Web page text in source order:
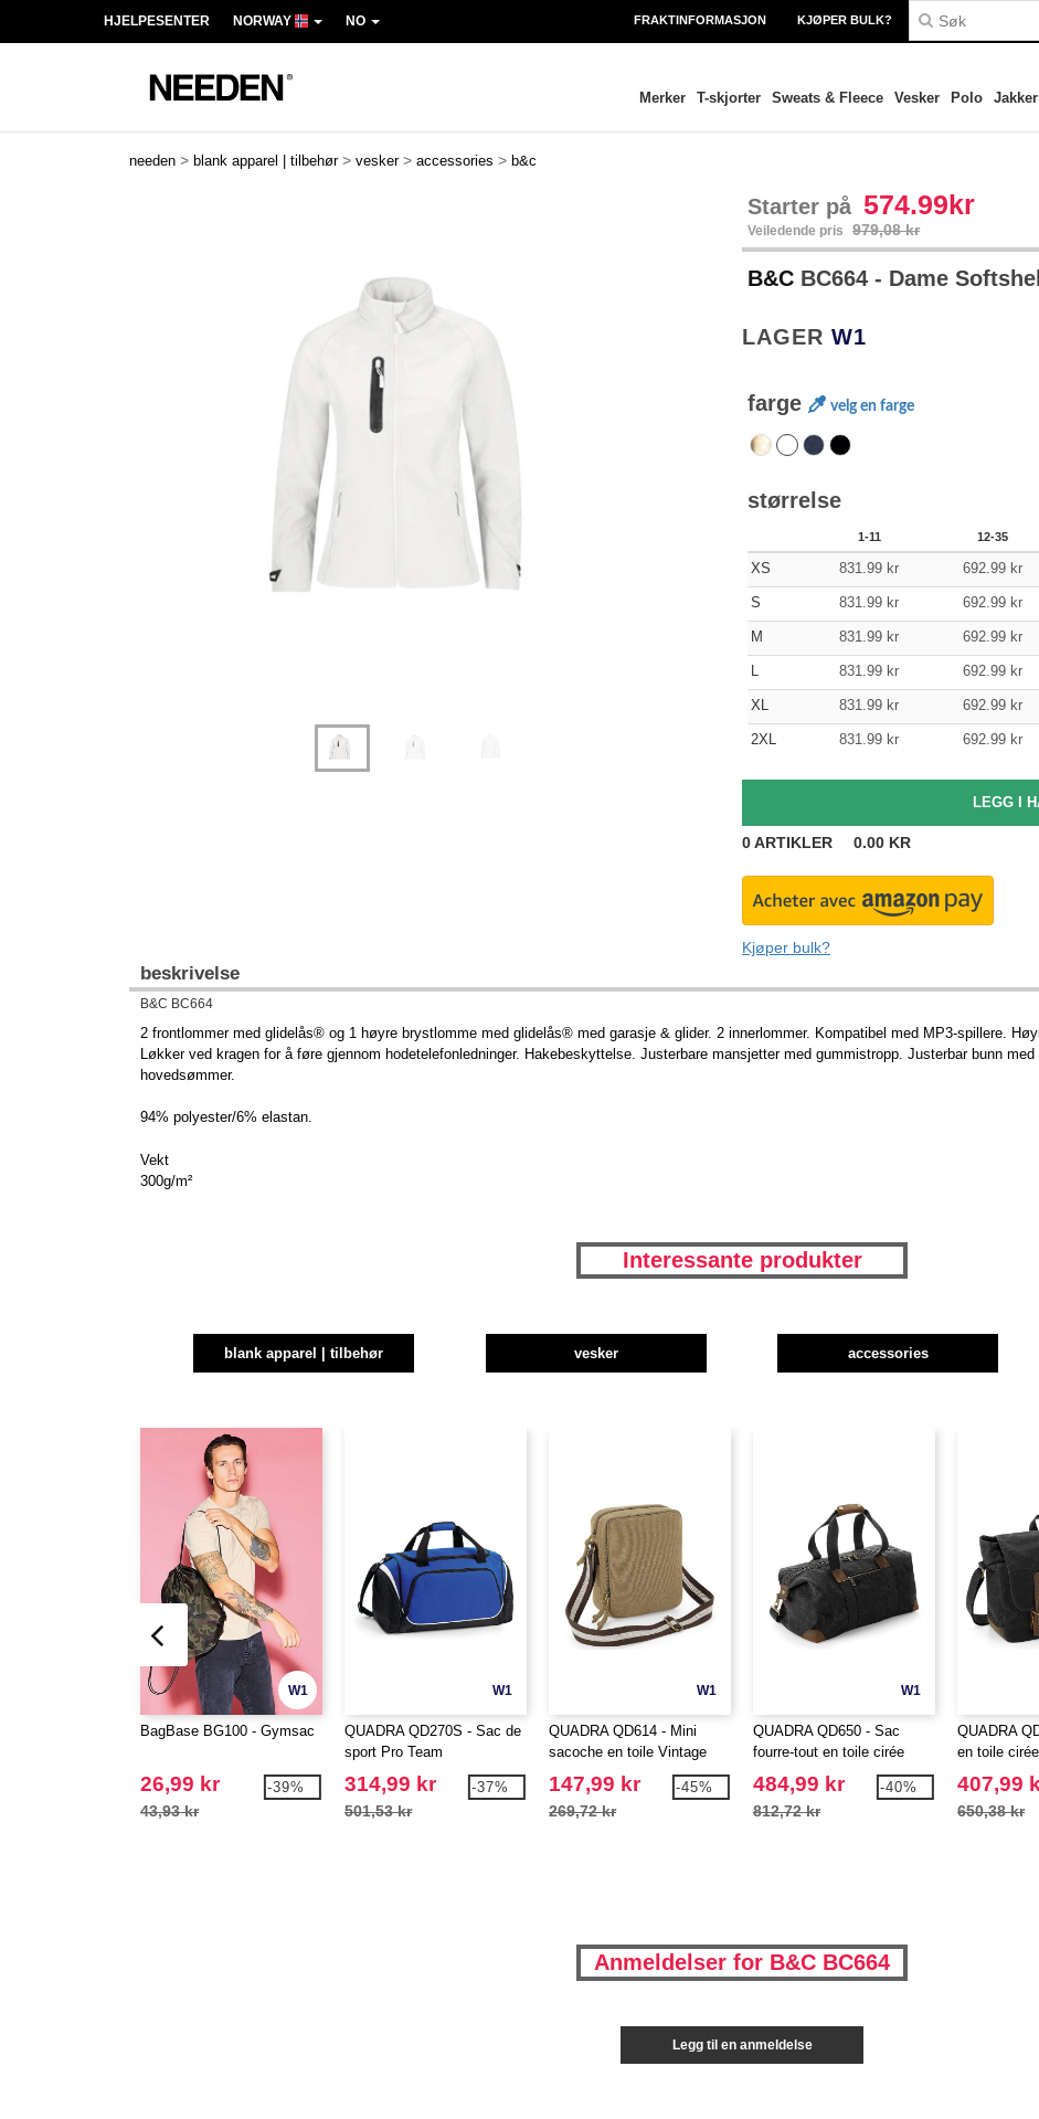
HJELPESENTER NORWAY NO FRAKTINFORMASJON KJØPER BULK?
Merker T-skjorter Sweats & Fleece Vesker Polo Jakker
needen > blank apparel | tilbehør > vesker > accessories > b&c
Previous
Starter på 574.99kr
Veiledende pris 979,08 kr
B&C BC664 - Dame
LAGER W1
farge velg en farge
størrelse
1-11 12-35
XS 831.99 kr 692.99 kr
S 831.99 kr 692.99 kr
M 831.99 kr 692.99 kr
L 831.99 kr 692.99 kr
XL 831.99 kr 692.99 kr
2XL 831.99 kr 692.99 kr
0ARTIKLER 0.00 KR
Kjøper bulk?
beskrivelse
B&C BC664
2 frontlommer med glidelås® og 1 høyre brystlomme med glidelås® med garasje & glider. 2 innerlommer. Kompatibel med MP3-spillere.
Løkker ved kragen for å føre gjennom hodetelefonledninger. Hakebeskyttelse. Justerbare mansjetter med gummistropp. Justerbar bunn
hovedsømmer.
94% polyester/6% elastan.
Vekt
300g/m²
Interessante produkter
blank apparel | tilbehør vesker accessories
W1
BagBase BG100 - Gymsac
26,99 kr
43,93 kr
-39%
W1
QUADRA QD270S - Sac de
sport Pro Team
314,99 kr
501,53 kr
-37%
W1
QUADRA QD614 - Mini
sacoche en toile Vintage
147,99 kr
269,72 kr
-45%
W1
QUADRA QD650 - Sac
fourre-tout en toile cirée
traditionnel
484,99 kr
812,72 kr
-40%
QUADRA
en toile
407,99
650,38 kr
Anmeldelser for B&C BC664
Legg til en anmeldelse